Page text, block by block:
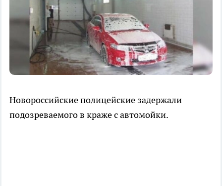
Новороссийские полицейские задержали
подозреваемого в краже с автомойки.